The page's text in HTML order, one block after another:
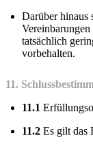
Darüber hinaus
tatsächlich
vorbehalten.
11.
11.1
11.2 Es gilt das